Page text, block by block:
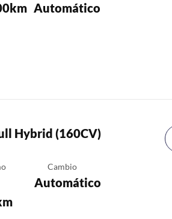
Automático
Hybrid (160CV)
Cambio
Automático